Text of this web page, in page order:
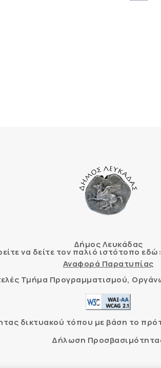
Δήμος Λευκάδας
να δείτε τον παλιό ιστότοπο εδώ:
Αναφορά Παρατυπίας
Τμήμα Προγραμματισμού,
δικτυακού τόπου με βάση το
Δήλωση